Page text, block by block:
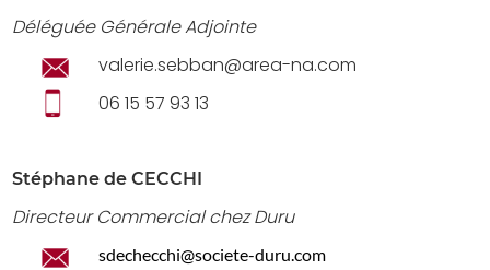
Déléguée Générale Adjointe
valerie.sebban@area-na.com
06 15 57 93 13
Stéphane de CECCHI
Directeur Commercialchez Duru
sdechecchi@societe-duru.com